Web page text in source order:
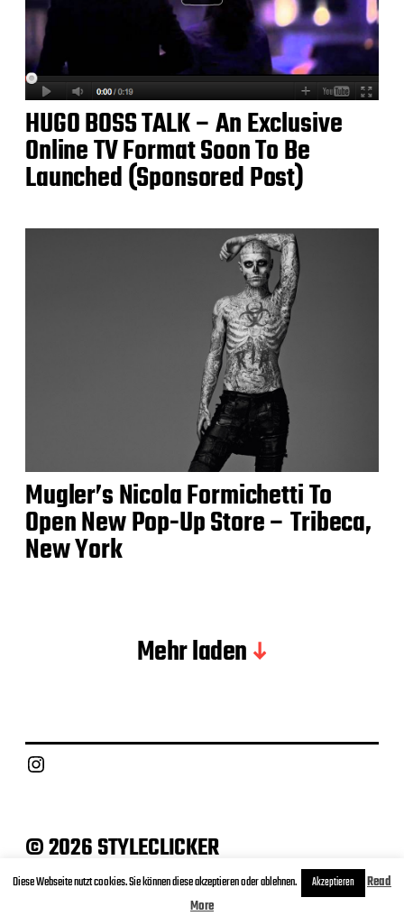
HUGO BOSS TALK – An Exclusive
Online TV Format Soon To Be
Launched (Sponsored Post)
Mugler’s Nicola Formichetti To
Open New Pop-Up Store – Tribeca,
New York
Mehr laden
Instagram
© 2026 STYLECLICKER
Archive Contact Datenschutz Impressum
Diese Webseite nutzt cookies. Sie können diese akzeptieren oder ablehnen. Akzeptieren
Read
More